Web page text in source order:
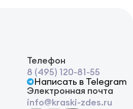
Телефон
8 (495) 120-81-55
Написать в Telegram
Электронная почта
info@kraski-zdes.ru